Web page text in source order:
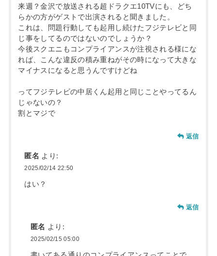
来週？金沢で放送される超ドラクエ10TVにも、どち
らかの方がゲストで出演されると聞きました。
これは、問題行動しても起用し続けたフジテレビと同
じ事をしてるのではないのでしょうか？
今後スクエニもコンプライアンスが注視される様にな
れば、こんな違反の積み重ねがその時になって大きな
マイナスになると思うんですけどね
ってフジテレビの中居くん起用と同じことやってるん
じゃないの？
割とマジで
返信
匿名 より:
2025/02/14 22:50
はい？
返信
匿名 より:
2025/02/15 05:00